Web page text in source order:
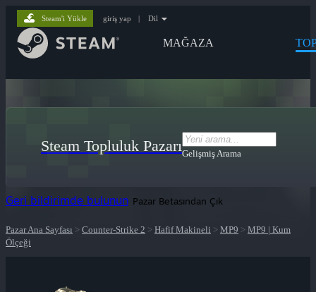
MAĞAZA
Steam'i Yükle giriş yap | Dil
Steam Topluluk PazarıGelişmiş Arama
Geri bildirimde bulunun Pazar Betasından Çık
Pazar Ana Sayfası > Counter-Strike 2 > Hafif Makineli > MP9 > MP9 | Kum
Ölçeği